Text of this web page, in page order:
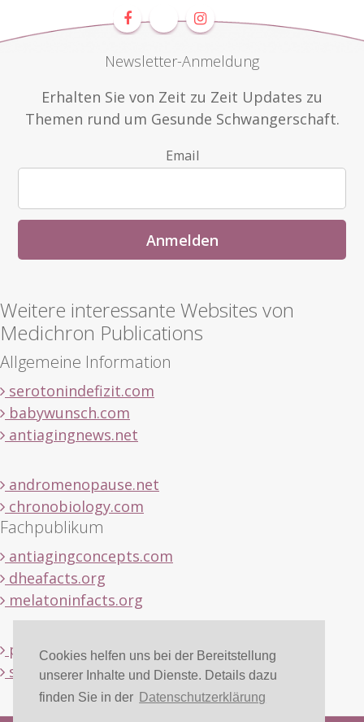
Cookies helfen uns bei der Bereitstellung
unserer Inhalte und Dienste. Details dazu
finden Sie in der Datenschutzerklärung
Newsletter-Anmeldung
Erhalten Sie von Zeit zu Zeit Updates zu
Themen rund um Gesunde Schwangerschaft.
Email
Weitere interessante Websites von
Medichron Publications
Allgemeine Information
serotonindefizit.com
babywunsch.com
antiagingnews.net
andromenopause.net
chronobiology.com
Fachpublikum
antiagingconcepts.com
dheafacts.org
melatoninfacts.org
pregnenolonfacts.org
serotoninfacts.org